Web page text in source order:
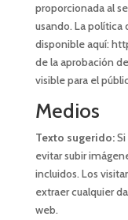
proporcionada al
usando. La política
disponible aquí:
de la aprobación
visible para el
Medios
Texto sugerido:
evitar subir
incluidos. Los
extraer cualquier
web.